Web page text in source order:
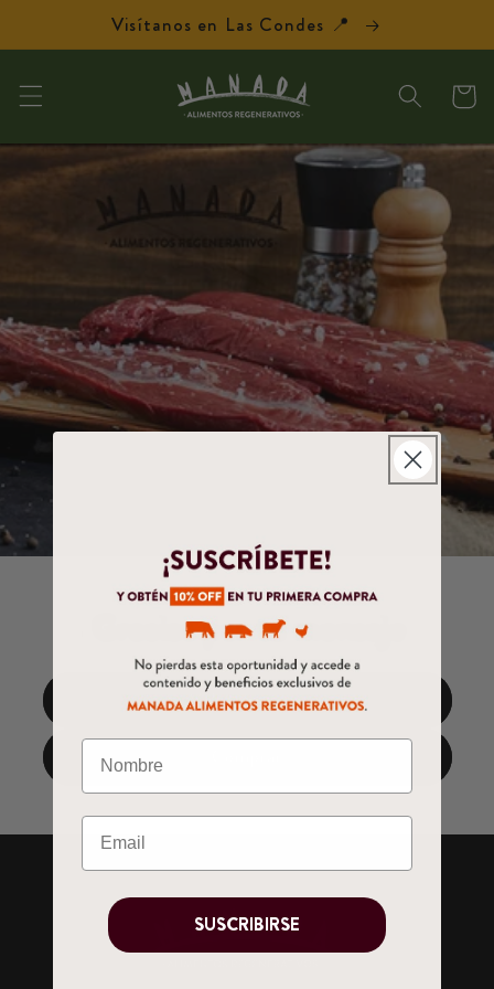
directamente
al contenido
Visítanos en Las Condes 📍
Gracias por tu mensaje
Volver a inicio
SUSCRIBIRSE